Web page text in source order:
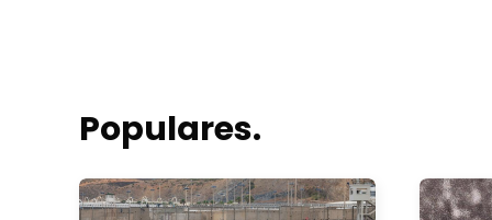
Populares.